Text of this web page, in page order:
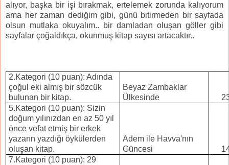
alıyor, başka bir işi bırakmak, ertelemek zorunda kalıyorum
ama her zaman dediğim gibi, günü bitirmeden bir sayfada
olsun mutlaka okuyalım.. bir damladan oluşan göller gibi
sayfalar çoğaldıkça, okunmuş kitap sayısı artacaktır..
2.Kategori (10 puan): Adında
çoğul eki almış bir sözcük
bulunan bir kitap.
Beyaz Zambaklar
Ülkesinde
5.Kategori (10 puan): Sizin
doğum yılınızdan en az 50 yıl
önce vefat etmiş bir erkek
yazarın yazdığı öykülerden
oluşan kitap.
Adem ile Havva'nın
Güncesi
7.Kategori (10 puan): 29